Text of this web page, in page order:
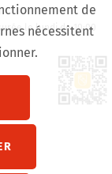
Lien
le lundi de 10:00
de
nécessitent